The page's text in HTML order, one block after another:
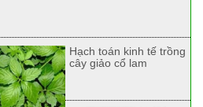
Hạch toán kinh tế trồng
cây giảo cổ lam